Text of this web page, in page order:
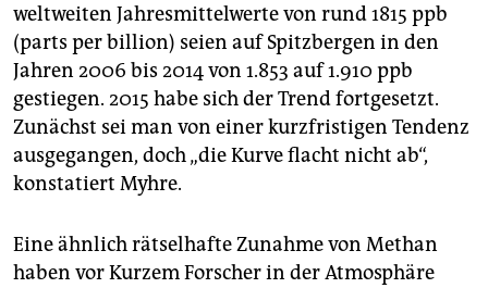
weltweiten Jahresmittelwerte von rund 1815 ppb
(parts per billion) seien auf Spitzbergen in den
Jahren 2006 bis 2014 von 1.853 auf 1.910 ppb
gestiegen. 2015 habe sich der Trend fortgesetzt.
Zunächst sei man von einer kurzfristigen Tendenz
ausgegangen, doch „die Kurve flacht nicht ab“,
konstatiert Myhre.
Eine ähnlich rätselhafte Zunahme von Methan
haben vor Kurzem Forscher in der Atmosphäre